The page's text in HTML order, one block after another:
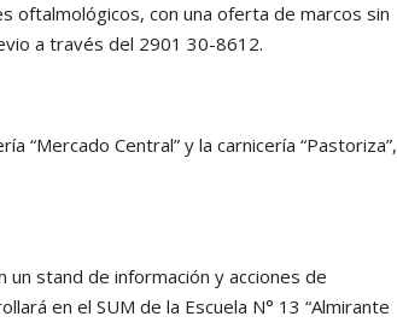
oftalmológicos, con una oferta de marcos sin
a través del 2901 30-8612.
“Mercado Central” y la carnicería “Pastoriza”,
stand de información y acciones de
en el SUM de la Escuela N° 13 “Almirante